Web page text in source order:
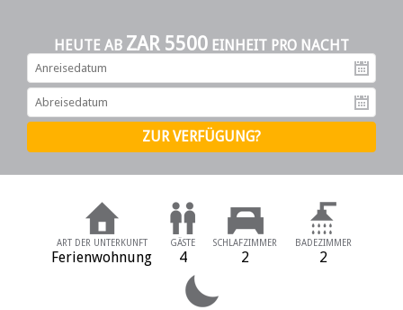
HEUTE AB ZAR 5500 EINHEIT PRO NACHT
ART DER UNTERKUNFT
Ferienwohnung
GÄSTE
4
SCHLAFZIMMER
2
BADEZIMMER
2